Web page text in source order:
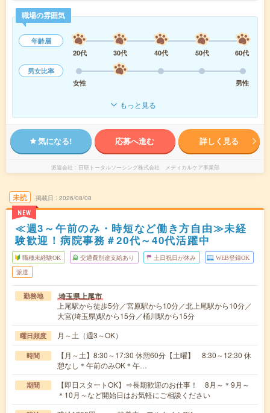
職場の雰囲気
年齢層
20代
30代 40代 50代
60代
男女比率
女性
男性
もっと見る
気になる! 応募へ進む 詳しく見る
派遣会社 日研トータルソーシング株式会社 メディカルケア事業部
未読
NEW
掲載日 2026/08/08
≪週3～午前のみ・時短など働き方自由≫未経
験歓迎！病院事務＃20代～40代活躍中
職種未経験OK 交通費別途支給あり 土日祝日が休み WEB登録OK
派遣
勤務地 埼玉県上尾市
上尾駅から徒歩5分／宮原駅から10分／北上尾駅から10分／
大宮(埼玉県)駅から15分／桶川駅から15分
曜日頻度 月～土（週3～OK）
時間
【月～土】8:30～17:30 休憩60分【土曜】 8:30～12:30 休
憩なし＊午前のみOK＊午…
期間
【即日スタートOK】⇒長期歓迎のお仕事！ 8月～＊9月～
＊10月～など開始日はお気軽にご相談ください